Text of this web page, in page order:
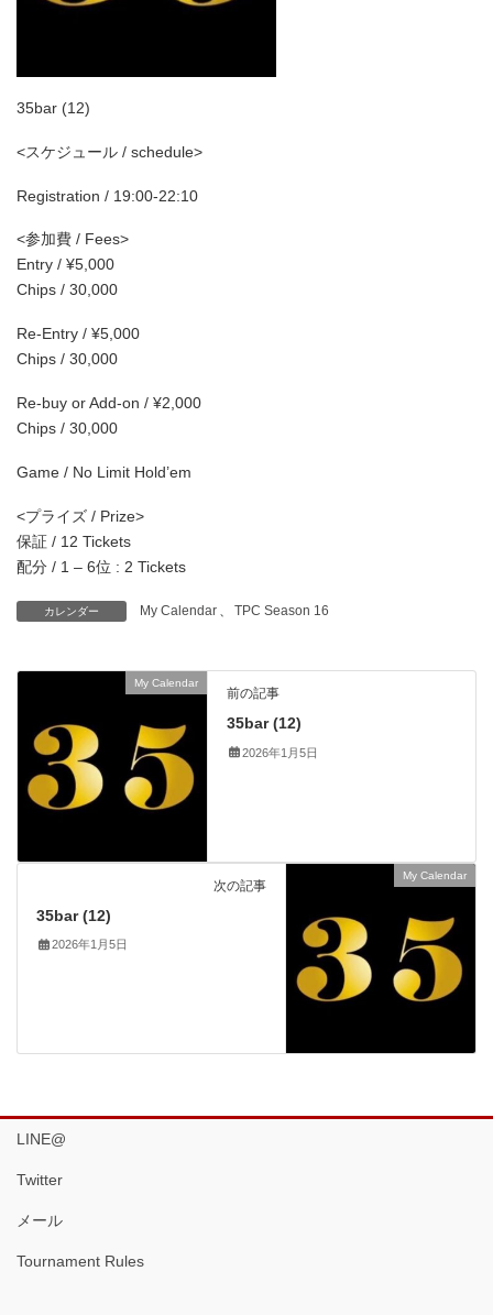
35bar (12)
<スケジュール / schedule>
Registration / 19:00-22:10
<参加費 / Fees>
Entry / ¥5,000
Chips / 30,000
Re-Entry / ¥5,000
Chips / 30,000
Re-buy or Add-on / ¥2,000
Chips / 30,000
Game / No Limit Hold’em
<プライズ / Prize>
保証 / 12 Tickets
配分 / 1 – 6位 : 2 Tickets
カレンダー My Calendar 、 TPC Season 16
My Calendar
前の記事
35bar (12)
2026年1月5日
My Calendar
次の記事
35bar (12)
2026年1月5日
LINE@
Twitter
メール
Tournament Rules